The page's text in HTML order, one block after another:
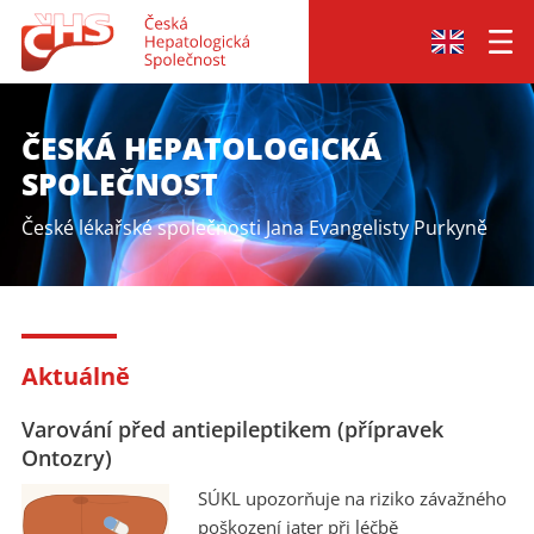
ČESKÁ HEPATOLOGICKÁ
SPOLEČNOST
České lékařské společnosti Jana Evangelisty Purkyně
Aktuálně
Varování před antiepileptikem (přípravek
Ontozry)
SÚKL upozorňuje na riziko závažného
poškození jater při léčbě